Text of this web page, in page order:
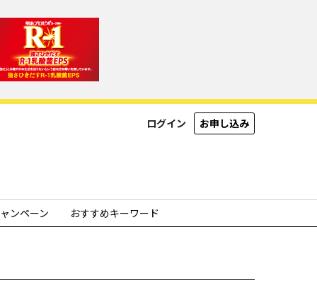
ログイン お申し込み
ンペーン おすすめキーワード